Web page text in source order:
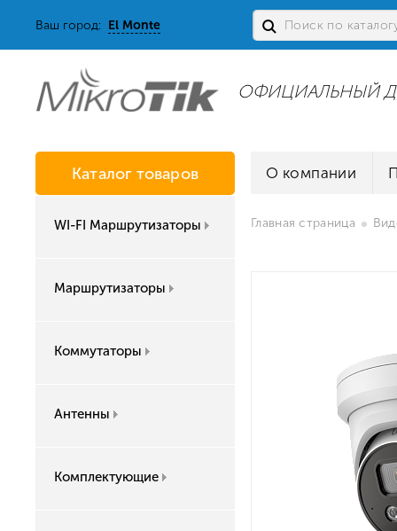
Ваш город: El Monte
ОФИЦИАЛЬНЫЙ
Каталог товаров
WI-FI Маршрутизаторы
Маршрутизаторы
Коммутаторы
Антенны
Комплектующие
О компании
Главная страница